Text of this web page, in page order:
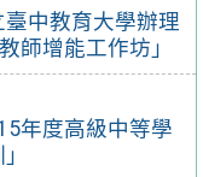
中教育大學辦理
師增能工作坊」
年度高級中等學